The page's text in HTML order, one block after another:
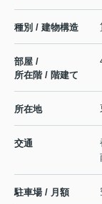
種別 / 建物構造
部屋 /
所在階 / 階建て
所在地
交通
駐車場 / 月額